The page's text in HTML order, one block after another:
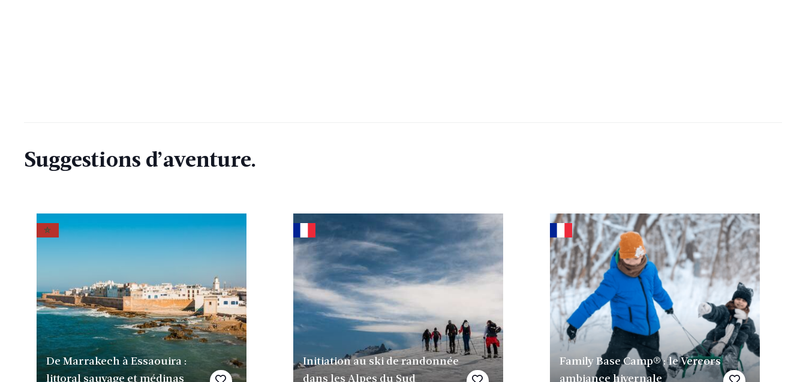
Suggestions d’aventure.
De Marrakech à Essaouira :
littoral sauvage et médinas
Initiation au ski de randonnée
dans les Alpes du Sud
Family Base Camp® : le Vercors
ambiance hivernale